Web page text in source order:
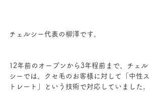
チェルシー代表の柳澤です。
12年前のオープンから3年程前まで、チェル
シーでは、クセ毛のお客様に対して「中性ス
トレート」という技術で対応していました。